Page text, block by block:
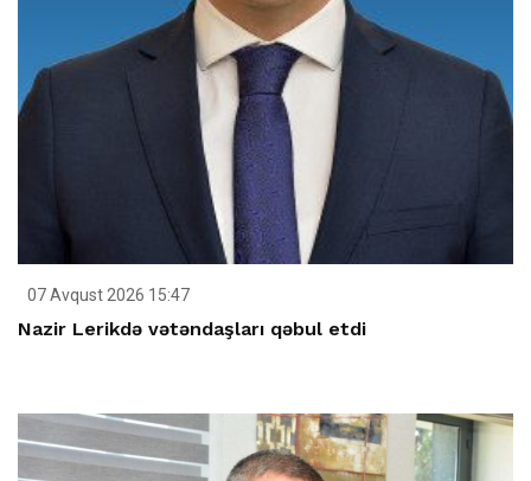
07 Avqust 2026 15:47
Nazir Lerikdə vətəndaşları qəbul etdi